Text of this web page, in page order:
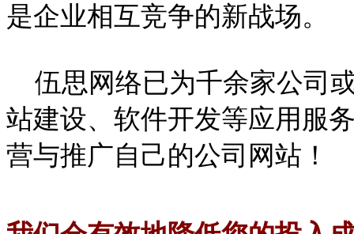
是企业相互竞争的新战场。
伍思网络已为千余家公司
站建设、软件开发等应用服
营与推广自己的公司网站！